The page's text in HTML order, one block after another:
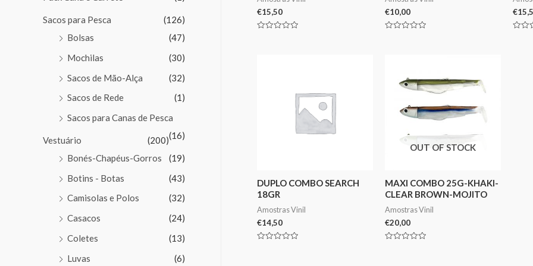
Sacos para Pesca
(126)
Bolsas
(47)
Mochilas
(30)
Sacos de Mão-Alça
(32)
Sacos de Rede
(1)
Sacos para Canas de Pesca
(16)
Vestuário
(200)
Bonés-Chapéus-Gorros
(19)
Botins - Botas
(43)
Camisolas e Polos
(32)
Casacos
(24)
Coletes
(13)
Luvas
(6)
€15,50
€10,00
€
DUPLO COMBO SEARCH
18GR
Amostras Vinil
€14,50
OUT OF STOCK
MAXI COMBO 25G-KHAKI-
CLEAR BROWN-MOJITO
Amostras Vinil
€20,00